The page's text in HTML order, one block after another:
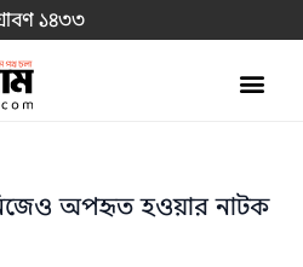
১৪৩৩
অপহৃত হওয়ার নাটক